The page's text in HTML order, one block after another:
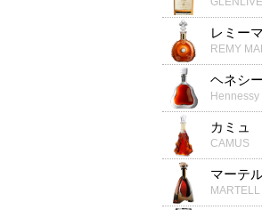
レミー
REMY
ヘネシー
Hennessy
カミュ
CAMUS
マーテ
MARTELL